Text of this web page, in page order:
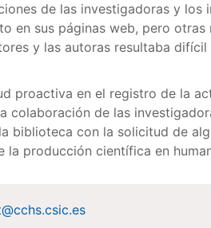
de las investigadoras y
en sus páginas web, pero
y las autoras resultaba
proactiva en el registro de la
colaboración de las
biblioteca con la solicitud de
producción científica en